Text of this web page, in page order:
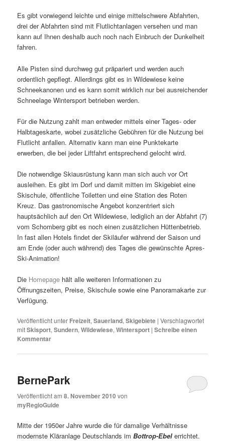
Es gibt vorwiegend leichte und einige mittelschwere Abfahrten,
drei der Abfahrten sind mit Flutlichtanlagen versehen und man
kann auf Ihnen deshalb auch noch nach Einbruch der Dunkelheit
fahren.
Alle Pisten sind durchweg gut präpariert und werden auch
ordentlich gepflegt. Allerdings gibt es in Wildewiese keine
Schneekanonen und es kann somit wirklich nur bei ausreichender
Schneelage Wintersport betrieben werden.
Für die Nutzung zahlt man entweder mittels einer Tages- oder
Halbtageskarte, wobei zusätzliche Gebühren für die Nutzung bei
Flutlicht anfallen. Alternativ kann man eine Punktekarte
erwerben, die bei jeder Liftfahrt entsprechend gelocht wird.
Die notwendige Skiausrüstung kann man sich auch vor Ort
ausleihen. Es gibt im Dorf und damit mitten im Skigebiet eine
Skischule, öffentliche Toiletten und eine Station des Roten
Kreuz. Das gastronomische Angebot konzentriert sich
hauptsächlich auf den Ort Wildewiese, lediglich an der Abfahrt (7)
vom Schomberg gibt es noch einen zusätzlichen Hüttenbetrieb.
In fast allen Hotels findet der Skiläufer während der Saison und
am Ende (oder auch während) des Tages die gewünschte Apres-
Ski-Animation!
Die Homepage hält alle weiteren Informationen zu
Öffnungszeiten, Preise, Skischule sowie eine Panoramakarte zur
Verfügung.
Veröffentlicht unter Freizeit,Sauerland,Skigebiete |Verschlagwortet
mitSkisport,Sundern,Wildewiese,Wintersport |Schreibe einen
Kommentar
BernePark
Veröffentlicht am8. November 2010 von
myRegioGuide
Mitte der 1950er Jahre wurde die für damalige Verhältnisse
modernste Kläranlage Deutschlands imBottrop-Ebel errichtet.